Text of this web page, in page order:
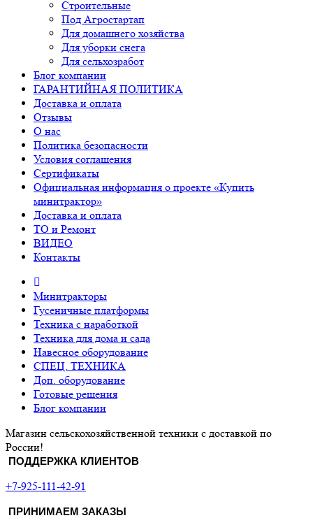
Строительные
Под Агростартап
Для домашнего хозяйства
Для уборки снега
Для сельхозработ
Блог компании
ГАРАНТИЙНАЯ ПОЛИТИКА
Доставка и оплата
Отзывы
О нас
Политика безопасности
Условия соглашения
Сертификаты
Официальная информация о проекте «Купить
минитрактор»
Доставка и оплата
ТО и Ремонт
ВИДЕО
Контакты
Минитракторы
Гусеничные платформы
Техника с наработкой
Техника для дома и сада
Навесное оборудование
СПЕЦ. ТЕХНИКА
Доп. оборудование
Готовые решения
Блог компании
Магазин сельскохозяйственной техники с доставкой по
России!
ПОДДЕРЖКА КЛИЕНТОВ
+7-925-111-42-91
ПРИНИМАЕМ ЗАКАЗЫ